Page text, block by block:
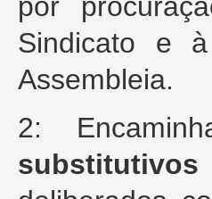
Sindicato e
Assembleia.
2:
substitutivos